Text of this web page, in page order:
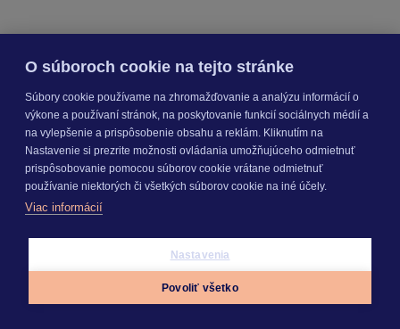
PRODUKTY
KROS AKADÉMIA
INÉ
OdoberajteNOVINKY
O súboroch cookie na tejto stránke
Súbory cookie používame na zhromažďovanie a analýzu informácií o
výkone a používaní stránok, na poskytovanie funkcií sociálnych médií a
na vylepšenie a prispôsobenie obsahu a reklám. Kliknutím na
Nastavenie si prezrite možnosti ovládania umožňujúceho odmietnuť
prispôsobovanie pomocou súborov cookie vrátane odmietnuť
používanie niektorých či všetkých súborov cookie na iné účely.
Viac informácií
Nastavenia
Povoliť všetko